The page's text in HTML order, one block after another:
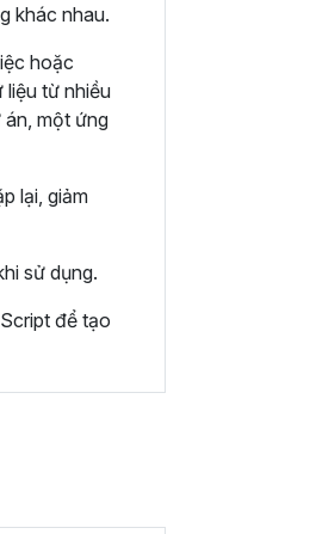
khác nhau.
hoặc
liệu từ nhiều
một ứng
lại, giảm
sử dụng.
để tạo